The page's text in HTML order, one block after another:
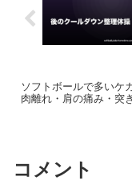
ソフトボールで多いケ
肉離れ・肩の痛み・突
コメント